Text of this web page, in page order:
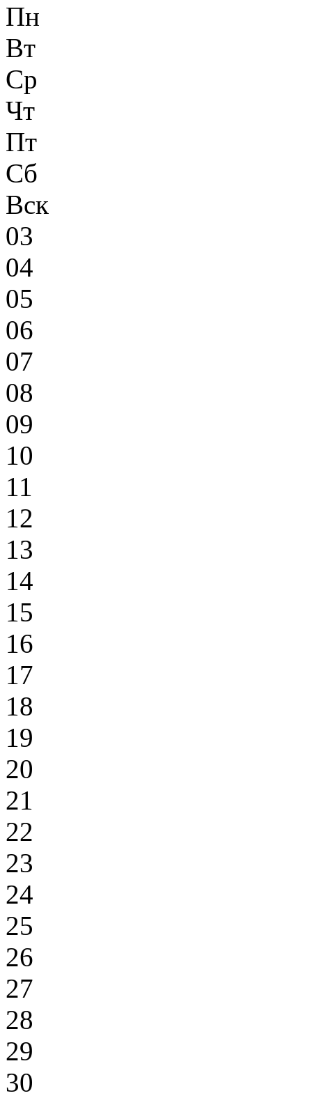
Пн
Вт
Ср
Чт
Пт
Сб
Вск
03
04
05
06
07
08
09
10
11
12
13
14
15
16
17
18
19
20
21
22
23
24
25
26
27
28
29
30